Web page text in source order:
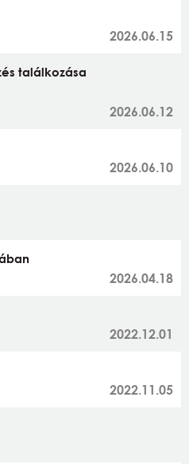
2026.06.15
találkozása
2026.06.12
2026.06.10
2026.04.18
2022.12.01
2022.11.05